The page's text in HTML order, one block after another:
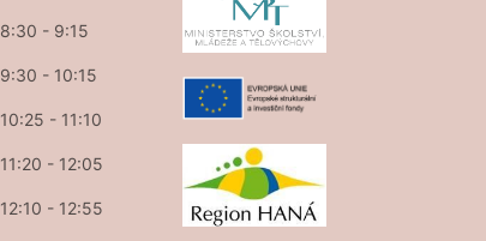
8:30 - 9:15
9:30 - 10:15
10:25 - 11:10
11:20 - 12:05
12:10 - 12:55